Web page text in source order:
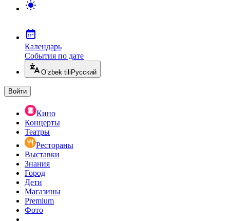
Календарь
События по дате
O’zbek tili Русский
Войти
Кино
Концерты
Театры
Рестораны
Выставки
Знания
Город
Дети
Магазины
Premium
Фото